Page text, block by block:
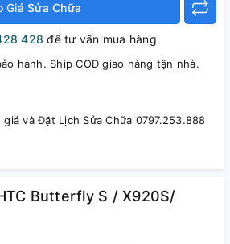
Giá Sửa Chữa
428 để tư vấn mua hàng
hành. Ship COD giao hàng tận nhà.
giá và Đặt Lịch Sửa Chữa 0797.253.888
Butterfly S / X920S/